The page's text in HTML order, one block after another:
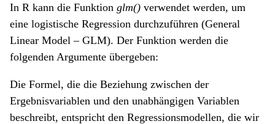
In R kann die Funktion glm() verwendet werden, um
eine logistische Regression durchzuführen (General
Linear Model – GLM). Der Funktion werden die
folgenden Argumente übergeben:
Die Formel, die die Beziehung zwischen der
Ergebnisvariablen und den unabhängigen Variablen
beschreibt, entspricht den Regressionsmodellen, die wir